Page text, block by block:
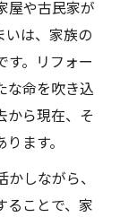
安心空間
の継承法
ムの工夫
ォーム術
のポイント
屋や古民家が
いは、家族の
す。リフォー
な命を吹き込
から現在、そ
ます。
しながら、
ることで、家